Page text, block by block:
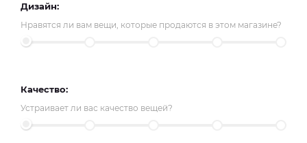
Дизайн:
Нравятся ли вам вещи, которые продаются в этом магазине?
Качество:
Устраивает ли вас качество вещей?